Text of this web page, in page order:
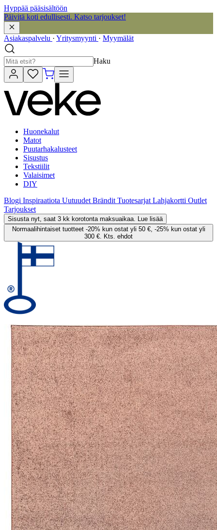
Hyppää pääsisältöön
Päivitä koti edullisesti. Katso tarjoukset!
Asiakaspalvelu · Yritysmyynti · Myymälät
Haku
Huonekalut
Matot
Puutarhakalusteet
Sisustus
Tekstiilit
Valaisimet
DIY
Blogi Inspiraatiota Uutuudet Brändit Tuotesarjat Lahjakortti Outlet
Tarjoukset
Sisusta nyt, saat 3 kk korotonta maksuaikaa. Lue lisää
Normaalihintaiset tuotteet -20% kun ostat yli 50 €, -25% kun ostat yli
300 €. Kts. ehdot